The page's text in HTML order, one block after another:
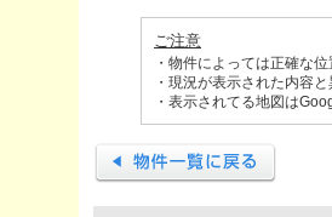
ご注意
・物件によっては正確な
・現況が表示された内容
・表示されてる地図は